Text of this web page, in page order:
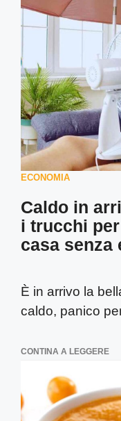
ECONOMIA
Caldo in
i trucchi
casa senza
È in arrivo la
caldo, panico
CONTINA A LEGGERE